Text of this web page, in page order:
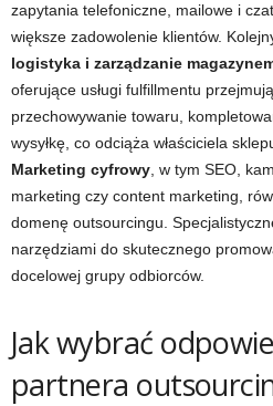
zapytania telefoniczne, mailowe i
większe zadowolenie klientów.
logistyka i zarządzanie
oferujące usługi fulfillmentu
przechowywanie towaru,
wysyłkę, co odciąża właściciela
Marketing cyfrowy , w tym SEO,
marketing czy content marketing,
domenę outsourcingu.
narzędziami do skutecznego
docelowej grupy odbiorców.
Jak wybrać
partnera